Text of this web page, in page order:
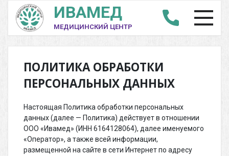
ИВАМЕД
МЕДИЦИНСКИЙ ЦЕНТР
ПОЛИТИКА ОБРАБОТКИ
ПЕРСОНАЛЬНЫХ ДАННЫХ
Настоящая Политика обработки персональных
данных (далее — Политика) действует в отношении
ООО «Ивамед» (ИНН 6164128064), далее именуемого
«Оператор», а также всей информации,
размещенной на сайте в сети Интернет по адресу